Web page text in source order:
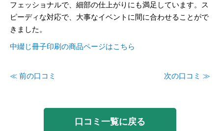
フェッショナルで、細部の仕上がりにも満足しています。ス
ピーディな対応で、大事なイベントに間に合わせることがで
きました。
中綴じ冊子印刷の商品ページはこちら
≪ 前の口コミ 次の口コミ ≫
口コミ一覧に戻る